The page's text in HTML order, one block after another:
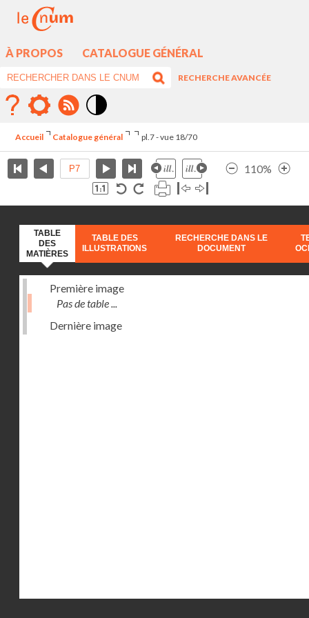
À PROPOS CATALOGUE GÉNÉRAL
RECHERCHE AVANCÉE
élévé
Accueil Catalogue général pl.7 - vue 18/70
110%
TABLE
DES
MATIÈRES
TABLE DES
ILLUSTRATIONS
RECHERCHE DANS LE
DOCUMENT
Première image
Pas de table ...
Dernière image